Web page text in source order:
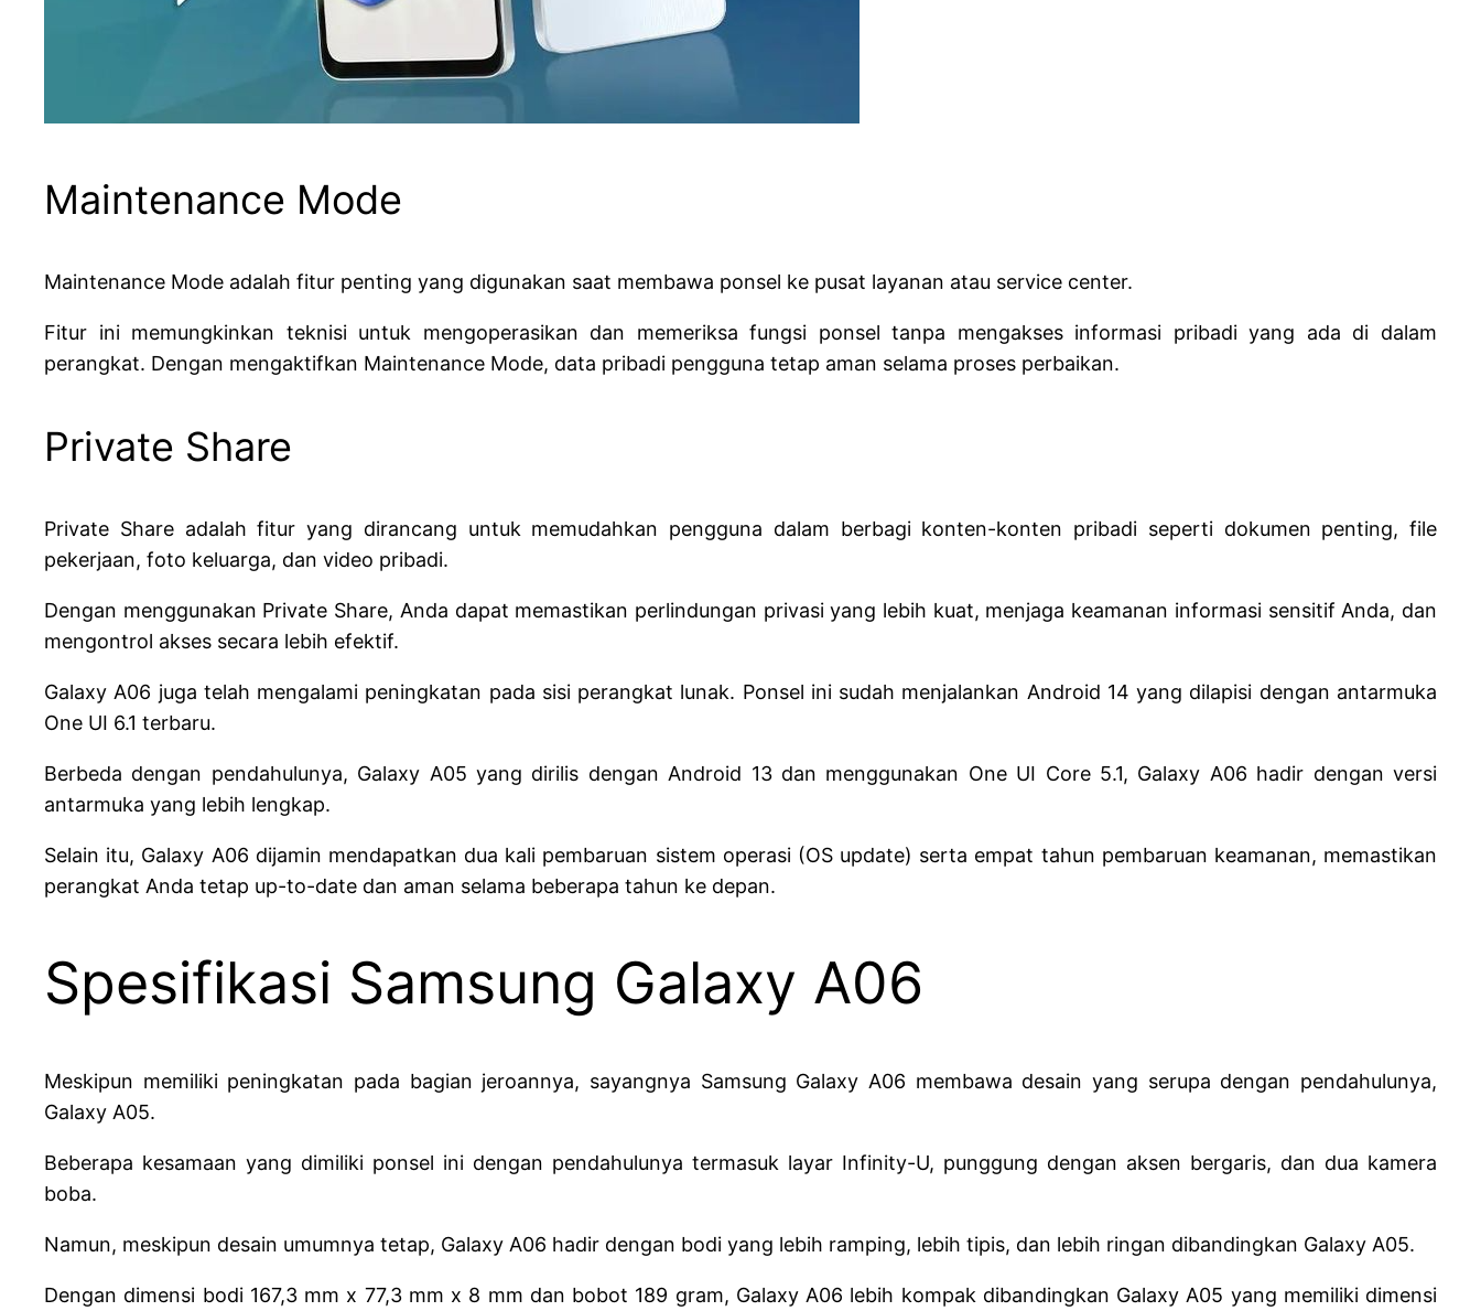
Maintenance Mode
Maintenance Mode adalah fitur penting yang digunakan saat membawa ponsel ke pusat layanan atau service center.
Fitur ini memungkinkan teknisi untuk mengoperasikan dan memeriksa fungsi ponsel tanpa mengakses informasi pribadi yang ada di dalam
perangkat. Dengan mengaktifkan Maintenance Mode, data pribadi pengguna tetap aman selama proses perbaikan.
Private Share
Private Share adalah fitur yang dirancang untuk memudahkan pengguna dalam berbagi konten-konten pribadi seperti dokumen penting, file
pekerjaan, foto keluarga, dan video pribadi.
Dengan menggunakan Private Share, Anda dapat memastikan perlindungan privasi yang lebih kuat, menjaga keamanan informasi sensitif Anda, dan
mengontrol akses secara lebih efektif.
Galaxy A06 juga telah mengalami peningkatan pada sisi perangkat lunak. Ponsel ini sudah menjalankan Android 14 yang dilapisi dengan antarmuka
One UI 6.1 terbaru.
Berbeda dengan pendahulunya, Galaxy A05 yang dirilis dengan Android 13 dan menggunakan One UI Core 5.1, Galaxy A06 hadir dengan versi
antarmuka yang lebih lengkap.
Selain itu, Galaxy A06 dijamin mendapatkan dua kali pembaruan sistem operasi (OS update) serta empat tahun pembaruan keamanan, memastikan
perangkat Anda tetap up-to-date dan aman selama beberapa tahun ke depan.
Spesifikasi Samsung Galaxy A06
Meskipun memiliki peningkatan pada bagian jeroannya, sayangnya Samsung Galaxy A06 membawa desain yang serupa dengan pendahulunya,
Galaxy A05.
Beberapa kesamaan yang dimiliki ponsel ini dengan pendahulunya termasuk layar Infinity-U, punggung dengan aksen bergaris, dan dua kamera
boba.
Namun, meskipun desain umumnya tetap, Galaxy A06 hadir dengan bodi yang lebih ramping, lebih tipis, dan lebih ringan dibandingkan Galaxy A05.
Dengan dimensi bodi 167,3 mm x 77,3 mm x 8 mm dan bobot 189 gram, Galaxy A06 lebih kompak dibandingkan Galaxy A05 yang memiliki dimensi